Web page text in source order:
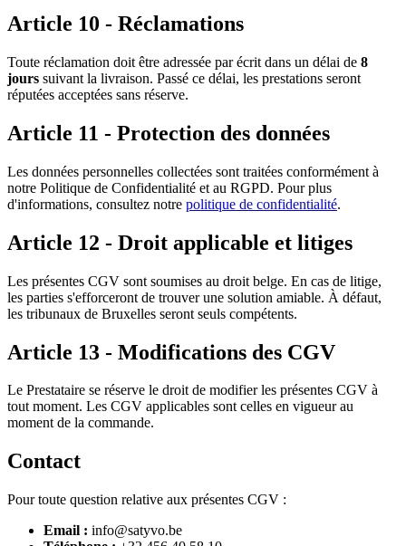
Article 10 - Réclamations
Toute réclamation doit être adressée par écrit dans un délai de 8
jours suivant la livraison. Passé ce délai, les prestations seront
réputées acceptées sans réserve.
Article 11 - Protection des données
Les données personnelles collectées sont traitées conformément à
notre Politique de Confidentialité et au RGPD. Pour plus
d'informations, consultez notre politique de confidentialité.
Article 12 - Droit applicable et litiges
Les présentes CGV sont soumises au droit belge. En cas de litige,
les parties s'efforceront de trouver une solution amiable. À défaut,
les tribunaux de Bruxelles seront seuls compétents.
Article 13 - Modifications des CGV
Le Prestataire se réserve le droit de modifier les présentes CGV à
tout moment. Les CGV applicables sont celles en vigueur au
moment de la commande.
Contact
Pour toute question relative aux présentes CGV :
Email : info@satyvo.be